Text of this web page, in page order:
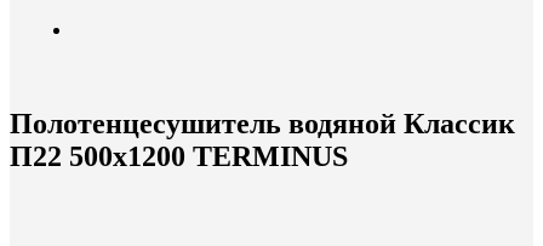
Полотенцесушитель водяной Классик
П22 500х1200 TERMINUS